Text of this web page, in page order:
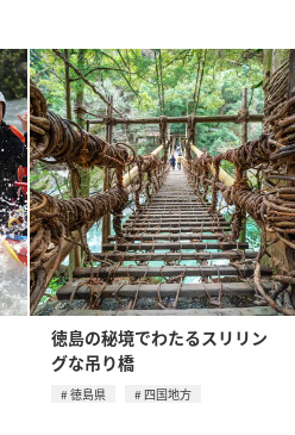
徳島の秘境でわたるスリリン
グな吊り橋
徳島県 四国地方